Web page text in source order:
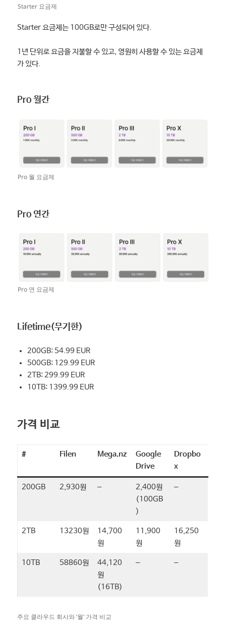
Starter 요금제
Starter 요금제는 100GB로만 구성되어 있다.
1년 단위로 요금을 지불할 수 있고, 영원히 사용할 수 있는 요금제
가 있다.
Pro 월간
Pro 월 요금제
Pro 연간
Pro 연 요금제
Lifetime(무기한)
200GB: 54.99 EUR
500GB: 129.99 EUR
2TB: 299.99 EUR
10TB: 1399.99 EUR
가격 비교
# Filen Mega.nz
Google
Drive
Dropbo
x
200GB 2,930원 –
2,400원
(100GB
)
–
2TB 13230원
14,700
원
11,900
원
16,250
원
10TB 58860원
44,120
원
(16TB)
– –
주요 클라우드 회사와 ‘월’ 가격 비교